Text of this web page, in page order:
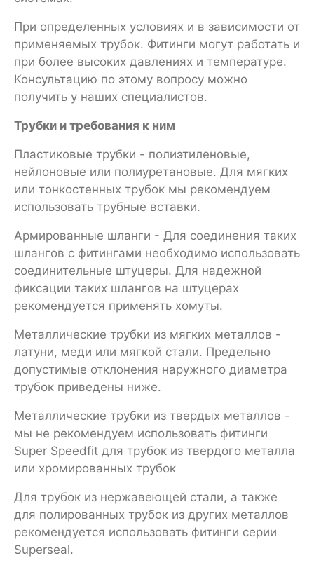
При определенных условиях и в зависимости от
применяемых трубок. Фитинги могут работать и
при более высоких давлениях и температуре.
Консультацию по этому вопросу можно
получить у наших специалистов.
Трубки и требования к ним
Пластиковые трубки - полиэтиленовые,
нейлоновые или полиуретановые. Для мягких
или тонкостенных трубок мы рекомендуем
использовать трубные вставки.
Армированные шланги - Для соединения таких
шлангов с фитингами необходимо использовать
соединительные штуцеры. Для надежной
фиксации таких шлангов на штуцерах
рекомендуется применять хомуты.
Металлические трубки из мягких металлов -
латуни, меди или мягкой стали. Предельно
допустимые отклонения наружного диаметра
трубок приведены ниже.
Металлические трубки из твердых металлов -
мы не рекомендуем использовать фитинги
Super Speedfit для трубок из твердого металла
или хромированных трубок
Для трубок из нержавеющей стали, а также
для полированных трубок из других металлов
рекомендуется использовать фитинги серии
Superseal.